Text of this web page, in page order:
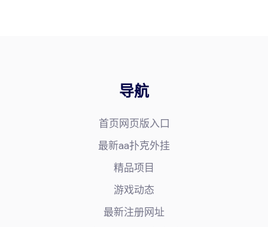
导航
首页网页版入口
最新aa扑克外挂
精品项目
游戏动态
最新注册网址